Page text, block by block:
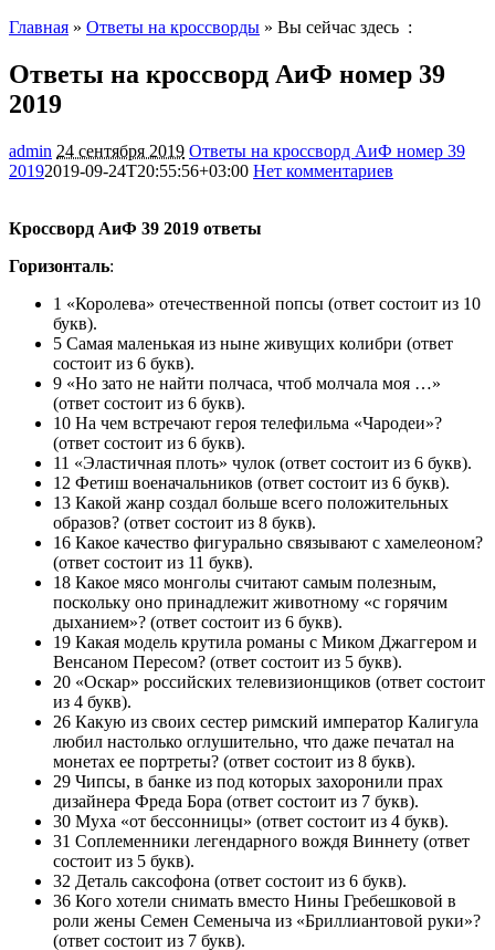
Главная » Ответы на кроссворды » Вы сейчас здесь :
Ответы на кроссворд АиФ номер 39
2019
admin 24 сентября 2019 Ответы на кроссворд АиФ номер 39
20192019-09-24T20:55:56+03:00 Нет комментариев
Кроссворд АиФ 39 2019 ответы
Горизонталь:
1 «Королева» отечественной попсы (ответ состоит из 10
букв).
5 Самая маленькая из ныне живущих колибри (ответ
состоит из 6 букв).
9 «Но зато не найти полчаса, чтоб молчала моя …»
(ответ состоит из 6 букв).
10 На чем встречают героя телефильма «Чародеи»?
(ответ состоит из 6 букв).
11 «Эластичная плоть» чулок (ответ состоит из 6 букв).
12 Фетиш военачальников (ответ состоит из 6 букв).
13 Какой жанр создал больше всего положительных
образов? (ответ состоит из 8 букв).
16 Какое качество фигурально связывают с хамелеоном?
(ответ состоит из 11 букв).
18 Какое мясо монголы считают самым полезным,
поскольку оно принадлежит животному «с горячим
дыханием»? (ответ состоит из 6 букв).
19 Какая модель крутила романы с Миком Джаггером и
Венсаном Пересом? (ответ состоит из 5 букв).
20 «Оскар» российских телевизионщиков (ответ состоит
из 4 букв).
26 Какую из своих сестер римский император Калигула
любил настолько оглушительно, что даже печатал на
монетах ее портреты? (ответ состоит из 8 букв).
29 Чипсы, в банке из ­под которых захоронили прах
дизайнера Фреда Бора (ответ состоит из 7 букв).
30 Муха «от бессонницы» (ответ состоит из 4 букв).
31 Соплеменники легендарного вождя Виннету (ответ
состоит из 5 букв).
32 Деталь саксофона (ответ состоит из 6 букв).
36 Кого хотели снимать вместо Нины Гребешковой в
роли жены Семен Семеныча из «Бриллиантовой руки»?
(ответ состоит из 7 букв).